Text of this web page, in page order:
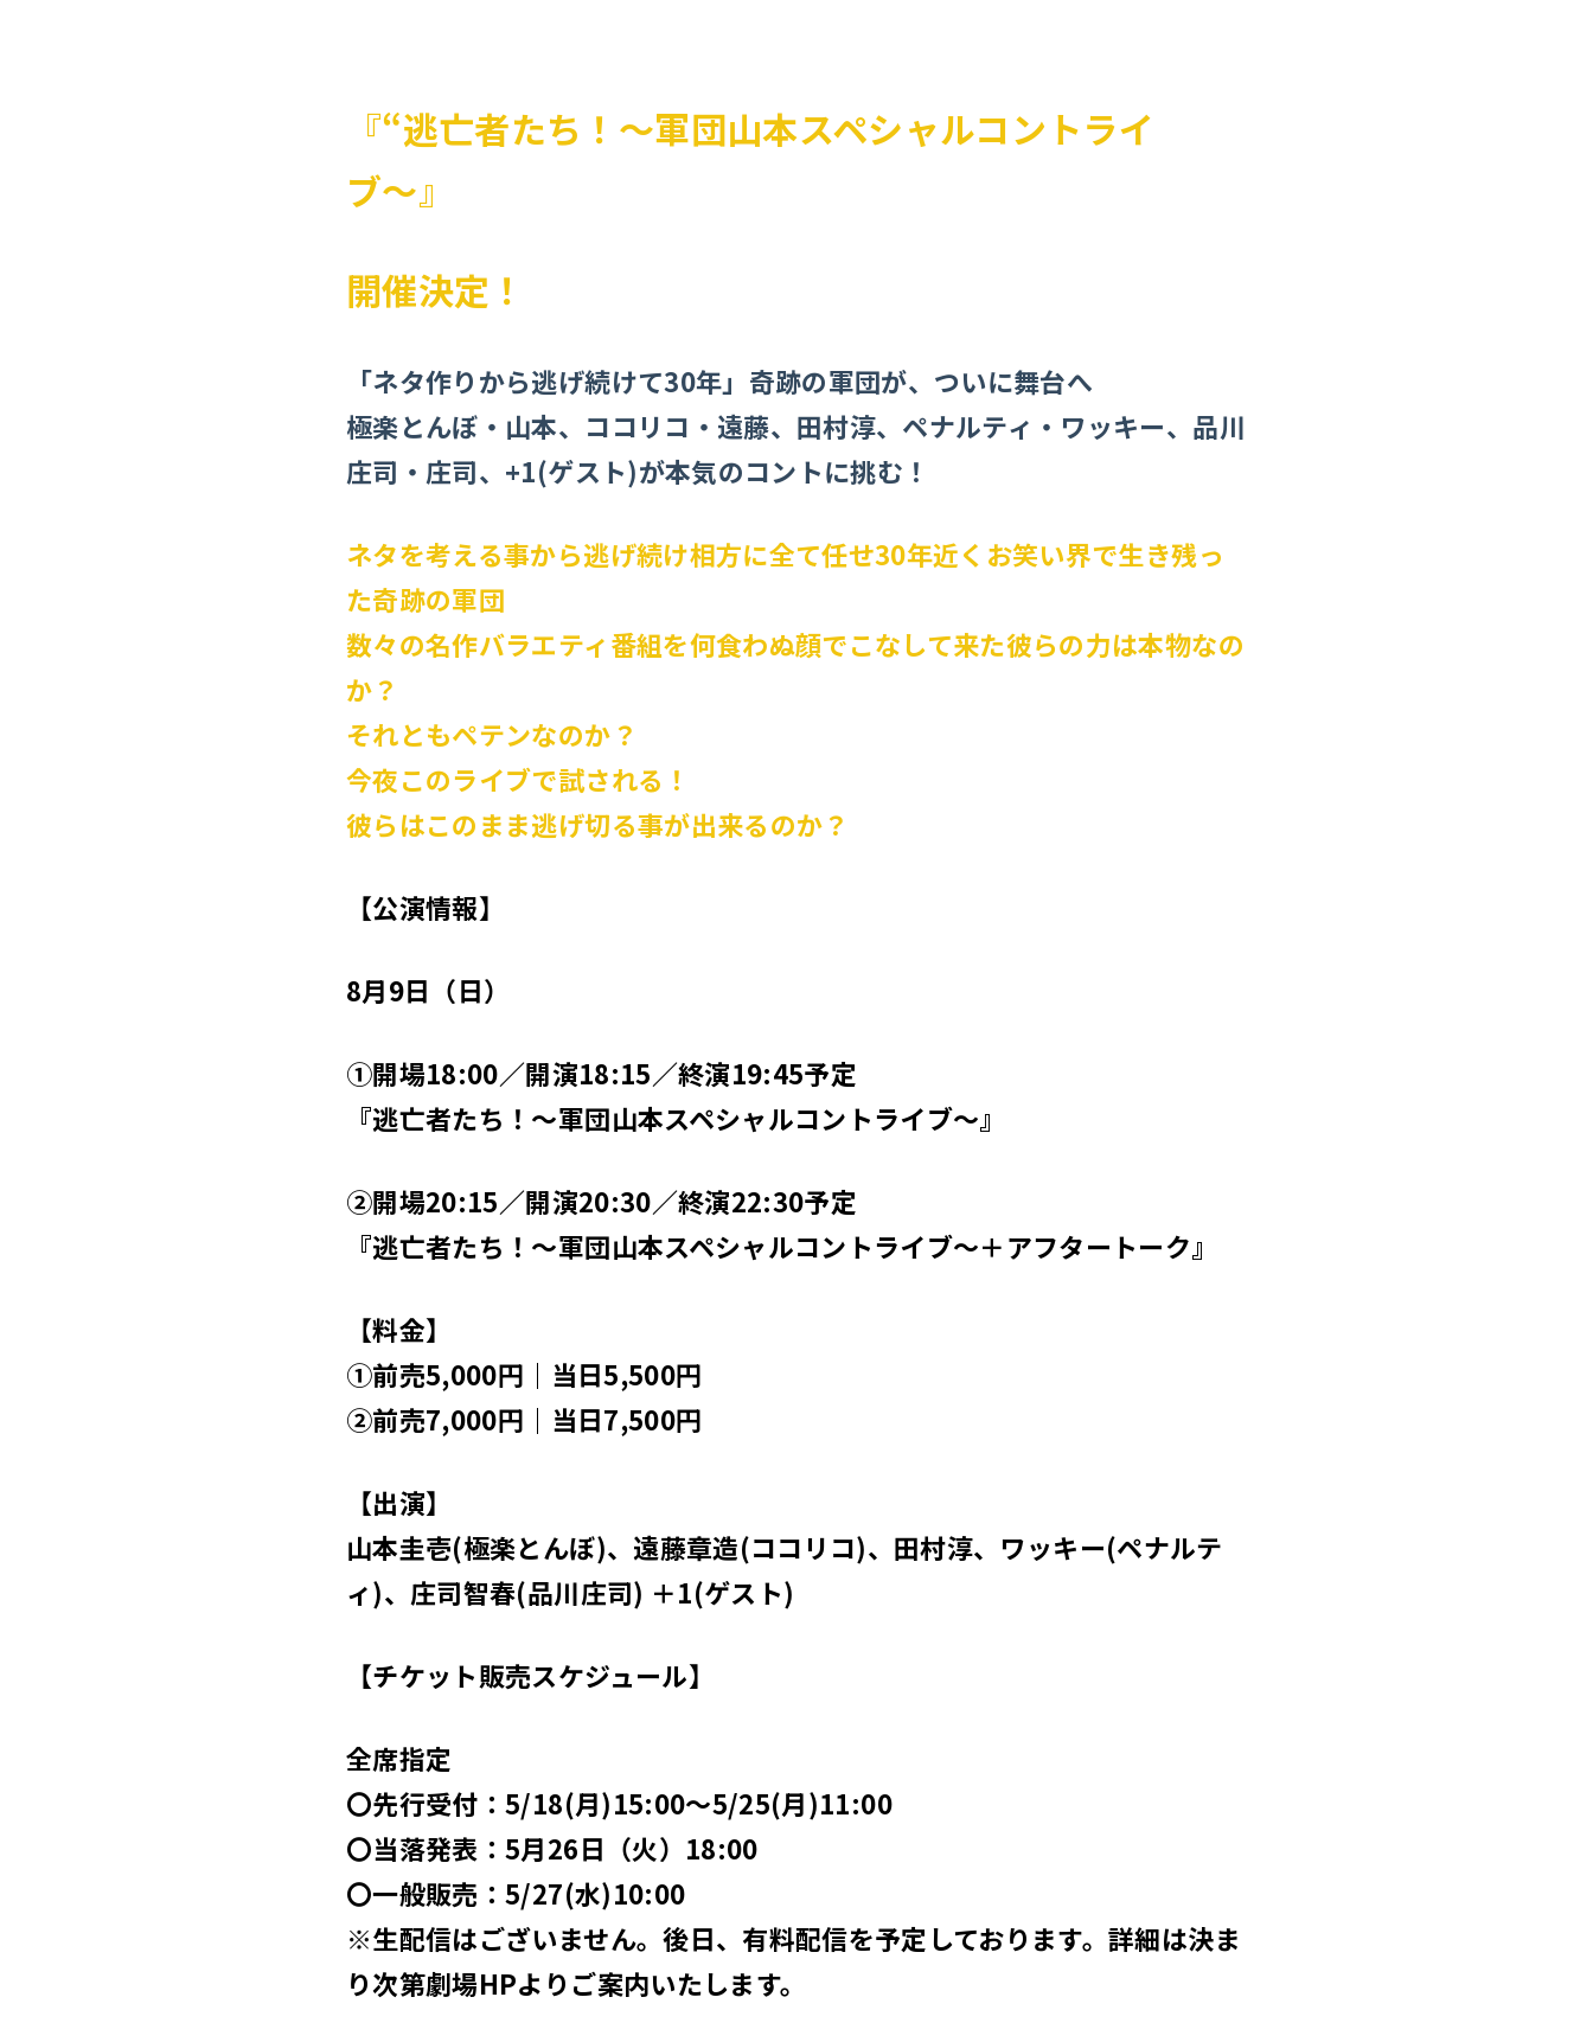
『“逃亡者たち！〜軍団山本スペシャルコントライ
ブ〜』
開催決定！
「ネタ作りから逃げ続けて30年」奇跡の軍団が、ついに舞台へ
極楽とんぼ・山本、ココリコ・遠藤、田村淳、ペナルティ・ワッキー、品川
庄司・庄司、+1(ゲスト)が本気のコントに挑む！
ネタを考える事から逃げ続け相方に全て任せ30年近くお笑い界で生き残っ
た奇跡の軍団
数々の名作バラエティ番組を何食わぬ顔でこなして来た彼らの力は本物なの
か？
それともペテンなのか？
今夜このライブで試される！
彼らはこのまま逃げ切る事が出来るのか？
【公演情報】
8月9日（日）
①開場18:00／開演18:15／終演19:45予定
『逃亡者たち！〜軍団山本スペシャルコントライブ〜』
②開場20:15／開演20:30／終演22:30予定
『逃亡者たち！〜軍団山本スペシャルコントライブ〜＋アフタートーク』
【料金】
①前売5,000円｜当日5,500円
②前売7,000円｜当日7,500円
【出演】
山本圭壱(極楽とんぼ)、遠藤章造(ココリコ)、田村淳、ワッキー(ペナルテ
ィ)、庄司智春(品川庄司) ＋1(ゲスト)
【チケット販売スケジュール】
全席指定
〇先行受付：5/18(月)15:00〜5/25(月)11:00
〇当落発表：5月26日（火）18:00
〇一般販売：5/27(水)10:00
※生配信はございません。後日、有料配信を予定しております。詳細は決ま
り次第劇場HPよりご案内いたします。